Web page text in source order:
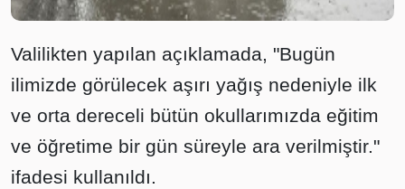
Valilikten yapılan açıklamada, "Bugün
ilimizde görülecek aşırı yağış nedeniyle ilk
ve orta dereceli bütün okullarımızda eğitim
ve öğretime bir gün süreyle ara verilmiştir."
ifadesi kullanıldı.